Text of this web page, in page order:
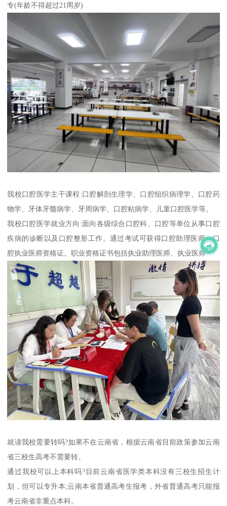
专(年龄不得超过21周岁)
我校口腔医学主干课程:口腔解剖生理学、口腔组织病理学、口腔药
物学、牙体牙髓病学、牙周病学、口腔粘病学、儿童口腔医学等。
我校口腔医学就业方向:面向各级综合口腔科、口腔等单位从事口腔
疾病的诊断以及口腔整形工作。通过考试可获得口腔助理医师、口
腔执业医师资格证。职业资格证书包括执业助理医师、执业医师
就读我校需要转吗?如果不在云南省，根据云南省目前政策参加云南
省三校生高考不需要转。
通过我校可以上本科吗?目前云南省医学类本科没有三校生招生计
划，但可以专升本;云南本省普通高考生报考，外省普通高考只能报
考云南省非重点本科。